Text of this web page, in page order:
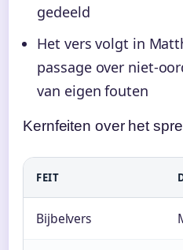
gedeeld
Het vers volgt in
passage over niet-
van eigen fouten
Kernfeiten over het
FEIT
Bijbelvers